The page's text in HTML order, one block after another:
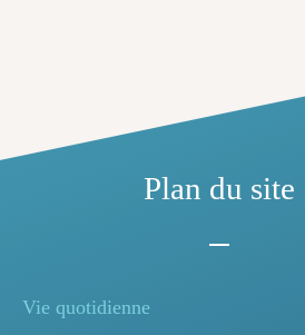
Plan du site
Vie quotidienne